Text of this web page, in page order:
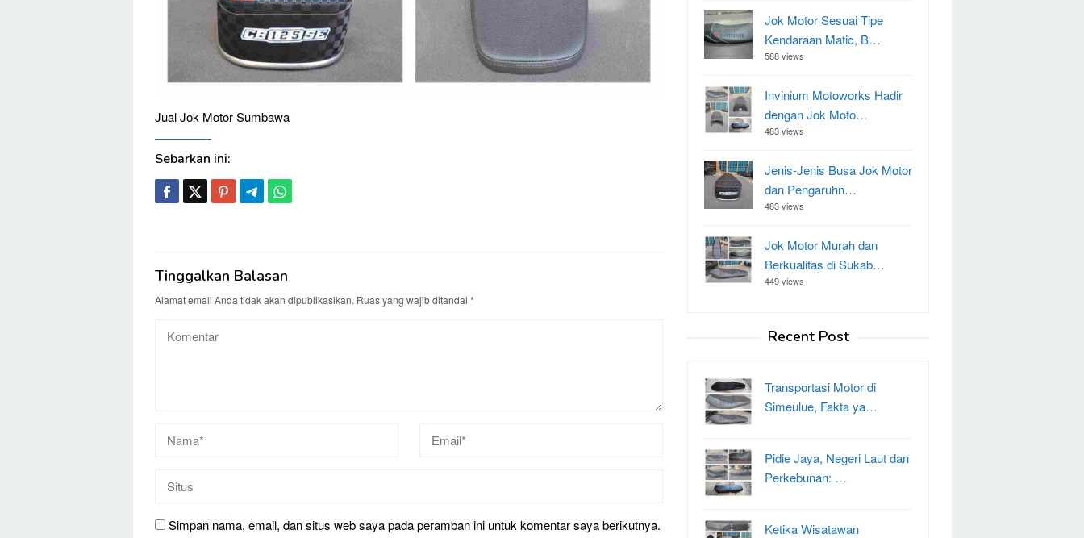
Jual Jok Motor Sumbawa
Sebarkan ini:
Tinggalkan Balasan
Alamat email Anda tidak akan dipublikasikan. Ruas yang wajib ditandai *
Simpan nama, email, dan situs web saya pada peramban ini untuk komentar saya berikutnya.
Jok Motor Sesuai Tipe
Kendaraan Matic, B…
588 views
Invinium Motoworks Hadir
dengan Jok Moto…
483 views
Jenis-Jenis Busa Jok Motor
dan Pengaruhn…
483 views
Jok Motor Murah dan
Berkualitas di Sukab…
449 views
Recent Post
Transportasi Motor di
Simeulue, Fakta ya…
Pidie Jaya, Negeri Laut dan
Perkebunan: …
Ketika Wisatawan